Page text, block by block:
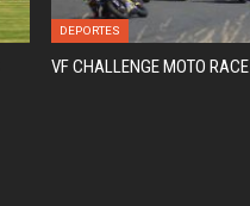
DEPORTES
VF CHALLENGE MOTO RACE